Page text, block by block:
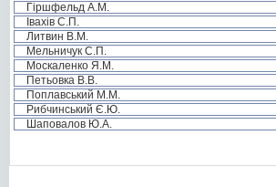
Гіршфельд А.М.
Івахів С.П.
Литвин В.М.
Мельничук С.П.
Москаленко Я.М.
Петьовка В.В.
Поплавський М.М.
Рибчинський Є.Ю.
Шаповалов Ю.А.